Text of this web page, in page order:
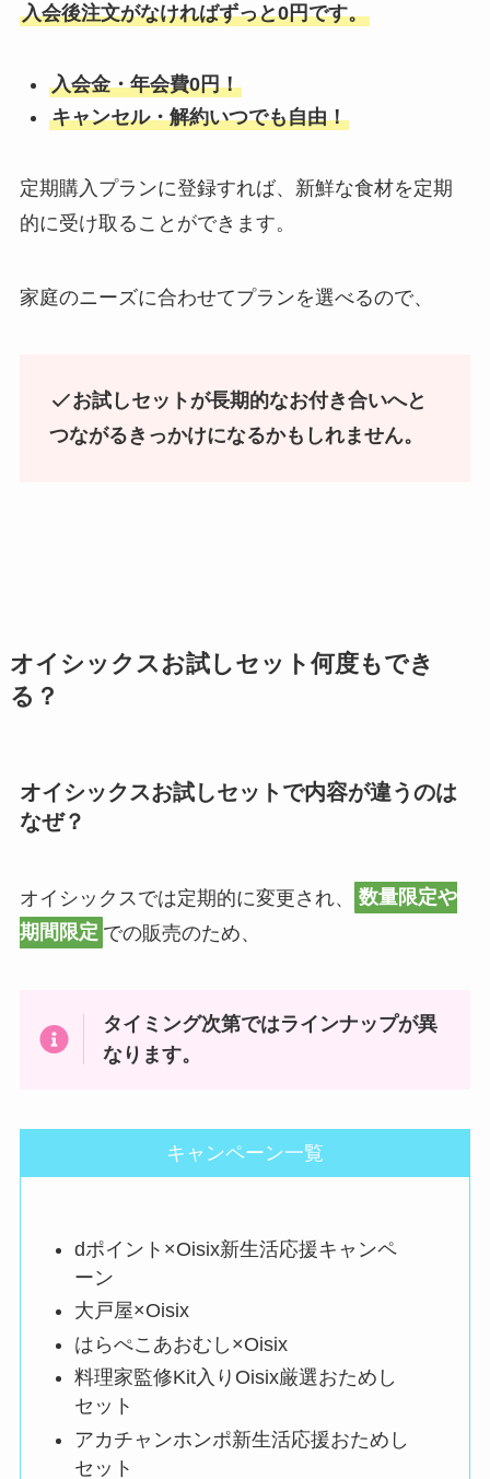
入会後注文がなければずっと0円です。
入会金・年会費0円！
キャンセル・解約いつでも自由！
定期購入プランに登録すれば、新鮮な食材を定期
的に受け取ることができます。
家庭のニーズに合わせてプランを選べるので、
お試しセットが長期的なお付き合いへと
つながるきっかけになるかもしれません。
オイシックスお試しセット何度もでき
る？
オイシックスお試しセットで内容が違うのは
なぜ？
オイシックスでは定期的に変更され、
数量限定や
期間限定 での販売のため、
タイミング次第ではラインナップが異
なります。
キャンペーン一覧
dポイント×Oisix新生活応援キャンペ
ーン
大戸屋×Oisix
はらぺこあおむし×Oisix
料理家監修Kit入りOisix厳選おためし
セット
アカチャンホンポ新生活応援おためし
セット